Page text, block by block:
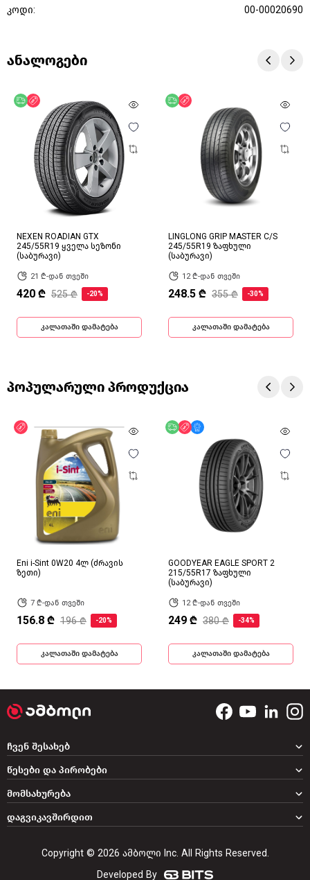
კოდი:
00-00020690
ანალოგები
უფასო მიწოდება
ფასდაკლება
NEXEN ROADIAN GTX
245/55R19 ყველა სეზონი
(საბურავი)
21 ₾-დან თვეში
420 ₾ 525 ₾ -20%
კალათაში დამატება
უფასო მიწოდება
LINGLONG GRIP MASTER C/S
245/55R19 ზაფხული
(საბურავი)
12 ₾-დან თვეში
248.5 ₾ 355 ₾ -30%
კალათაში დამატება
პოპულარული პროდუქცია
ფასდაკლება
Eni i-Sint 0W20 4ლ (ძრავის
ზეთი)
7 ₾-დან თვეში
156.8 ₾ 196 ₾ -20%
კალათაში დამატება
უფასო მიწოდება
ფასდაკლება
GOODYEAR EAGLE SPORT 2
215/55R17 ზაფხული
(საბურავი)
12 ₾-დან თვეში
249 ₾ 380 ₾ -34%
კალათაში დამატება
დაგვიკავშირდით
ჩვენ შესახებ
წესები და პირობები
მომსახურება
Copyright © 2026 ამბოლი Inc. All Rights Reserved.
Developed By